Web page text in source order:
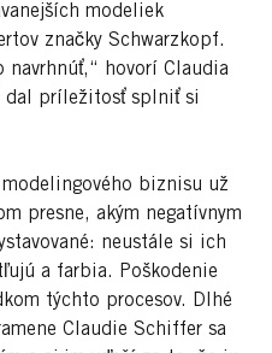
modeliek
značky Schwarzkopf.
navrhnúť,“ hovorí Claudia
dal príležitosť splniť si
biznisu už
presne, akým negatívnym
neustále si ich
a farbia. Poškodenie
týchto procesov. Dlhé
Claudie Schiffer sa